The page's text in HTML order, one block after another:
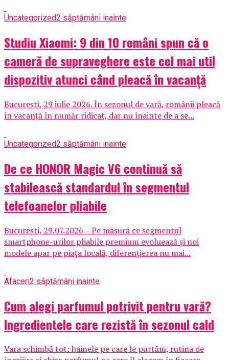
Uncategorized2 săptămâni inainte
Studiu Xiaomi: 9 din 10 români spun că o
cameră de supraveghere este cel mai util
dispozitiv atunci când pleacă în vacanță
București, 29 iulie 2026. În sezonul de vară, românii pleacă
în vacanță în număr ridicat, dar nu înainte de a se...
Uncategorized2 săptămâni inainte
De ce HONOR Magic V6 continuă să
stabilească standardul în segmentul
telefoanelor pliabile
București, 29.07.2026 – Pe măsură ce segmentul
smartphone-urilor pliabile premium evoluează și noi
modele apar pe piața locală, diferențierea nu mai...
Afaceri2 săptămâni inainte
Cum alegi parfumul potrivit pentru vară?
Ingredientele care rezistă în sezonul cald
Vara schimbă tot: hainele pe care le purtăm, rutina de